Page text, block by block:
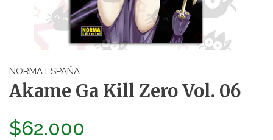
NORMA ESPAÑA
Akame Ga Kill Zero Vol. 06
$62.000